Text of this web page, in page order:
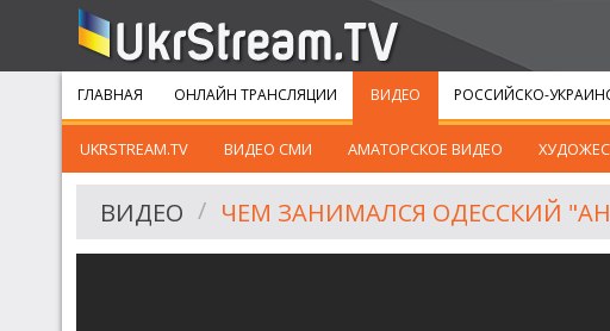
ГЛАВНАЯ ОНЛАЙН ТРАНСЛЯЦИИ ВИДЕО
UKRSTREAM.TV ВИДЕО СМИ АМАТОРСКОЕ ВИДЕО
РОССИЙСКО-
ВИДЕО ЧЕМ ЗАНИМАЛСЯ ОДЕССКИЙ